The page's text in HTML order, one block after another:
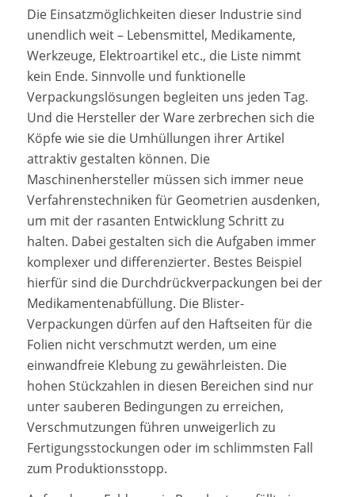
Die Einsatzmöglichkeiten dieser Industrie sind
unendlich weit – Lebensmittel, Medikamente,
Werkzeuge, Elektroartikel etc., die Liste nimmt
kein Ende. Sinnvolle und funktionelle
Verpackungslösungen begleiten uns jeden Tag.
Und die Hersteller der Ware zerbrechen sich die
Köpfe wie sie die Umhüllungen ihrer Artikel
attraktiv gestalten können. Die
Maschinenhersteller müssen sich immer neue
Verfahrenstechniken für Geometrien ausdenken,
um mit der rasanten Entwicklung Schritt zu
halten. Dabei gestalten sich die Aufgaben immer
komplexer und differenzierter. Bestes Beispiel
hierfür sind die Durchdrückverpackungen bei der
Medikamentenabfüllung. Die Blister-
Verpackungen dürfen auf den Haftseiten für die
Folien nicht verschmutzt werden, um eine
einwandfreie Klebung zu gewährleisten. Die
hohen Stückzahlen in diesen Bereichen sind nur
unter sauberen Bedingungen zu erreichen,
Verschmutzungen führen unweigerlich zu
Fertigungsstockungen oder im schlimmsten Fall
zum Produktionsstopp.